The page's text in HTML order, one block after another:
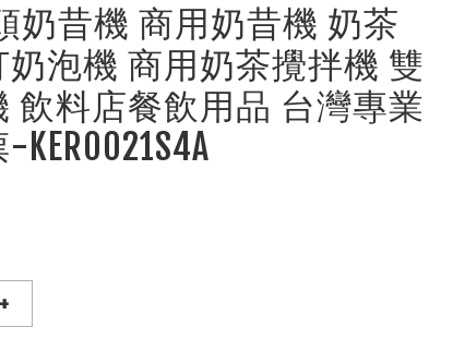
奶昔機 商用奶昔機 奶茶
奶泡機 商用奶茶攪拌機 雙
飲料店餐飲用品 台灣專業
+